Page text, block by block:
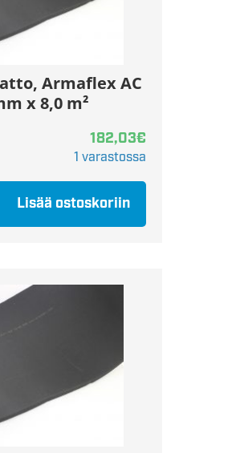
Armaflex AC
x 8,0 m²
182,03€
1 varastossa
Lisää ostoskoriin